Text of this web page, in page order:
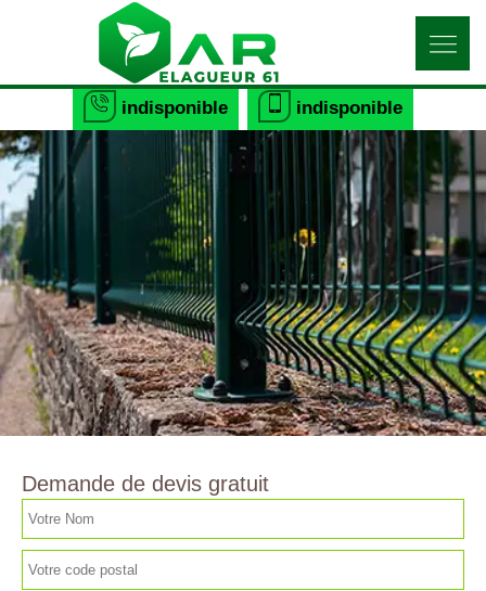
indisponible indisponible
Demande de devis gratuit